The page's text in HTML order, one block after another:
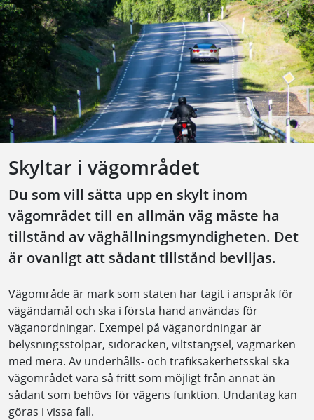
Skyltar i vägområdet
Du som vill sätta upp en skylt inom
vägområdet till en allmän väg måste ha
tillstånd av väghållningsmyndigheten. Det
är ovanligt att sådant tillstånd beviljas.
Vägområde är mark som staten har tagit i anspråk för
vägändamål och ska i första hand användas för
väganordningar. Exempel på väganordningar är
belysningsstolpar, sidoräcken, viltstängsel, vägmärken
med mera. Av underhålls- och trafiksäkerhetsskäl ska
vägområdet vara så fritt som möjligt från annat än
sådant som behövs för vägens funktion. Undantag kan
göras i vissa fall.